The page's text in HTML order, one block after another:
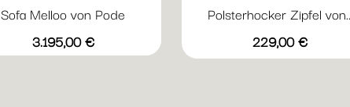
Sofa Melloo von Pode
Preis
3.195,00 €
Polsterhocker Zipfel
Preis
229,00 €
Vorschau
Anthrazit
BlauBraunGelb